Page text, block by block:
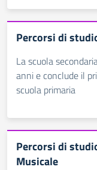
Percorsi di
La scuola
anni e conclude il
scuola primaria
Percorsi di
Musicale